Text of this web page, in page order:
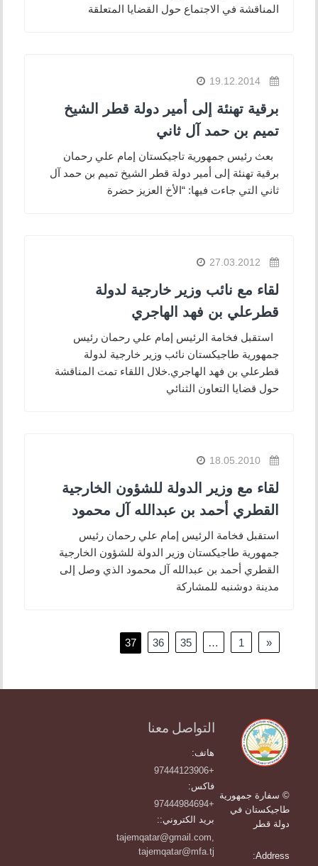
المناقشة في الاجتماع حول القضايا المتعلقة
19.12.2014
برقية تهنئة إلى أمير دولة قطر الشيخ
تميم بن حمد آل ثاني
بعث رئيس جمهورية تاجيكستان إمام علي رحمان
برقية تهنئة إلى أمير دولة قطر الشيخ تميم بن حمد آل
ثاني التي جاءت فيها: “الأخ العزيز حضرة
27.03.2012
لقاء مع نائب وزير خارجية لدولة
قطرعلي بن فهد الهاجري
استقبل فخامة الرئيس إمام علي رحمان رئيس
جمهورية طاجيكستان نائب وزير خارجية لدولة
قطرعلي بن فهد الهاجري.خلال اللقاء تمت المناقشة
حول قضايا التعاون الثنائي
18.05.2010
لقاء مع وزير الدولة للشؤون الخارجية
القطري أحمد بن عبدالله آل محمود
استقبل فخامة الرئيس إمام علي رحمان رئيس
جمهورية طاجيكستان وزير الدولة للشؤون الخارجية
القطري أحمد بن عبدالله آل محمود الذي وصل إلى
مدينة دوشنبه للمشاركة
المقالات
«
1
…
35
36
37
© سفارة جمهورية
طاجيكستان في
دولة قطر
Address:
التواصل معنا
هاتف:
+97444123906
فاكس:
+97444984694
بريد الكتروني::
tajemqatar@gmail.com,
tajemqatar@mfa.tj